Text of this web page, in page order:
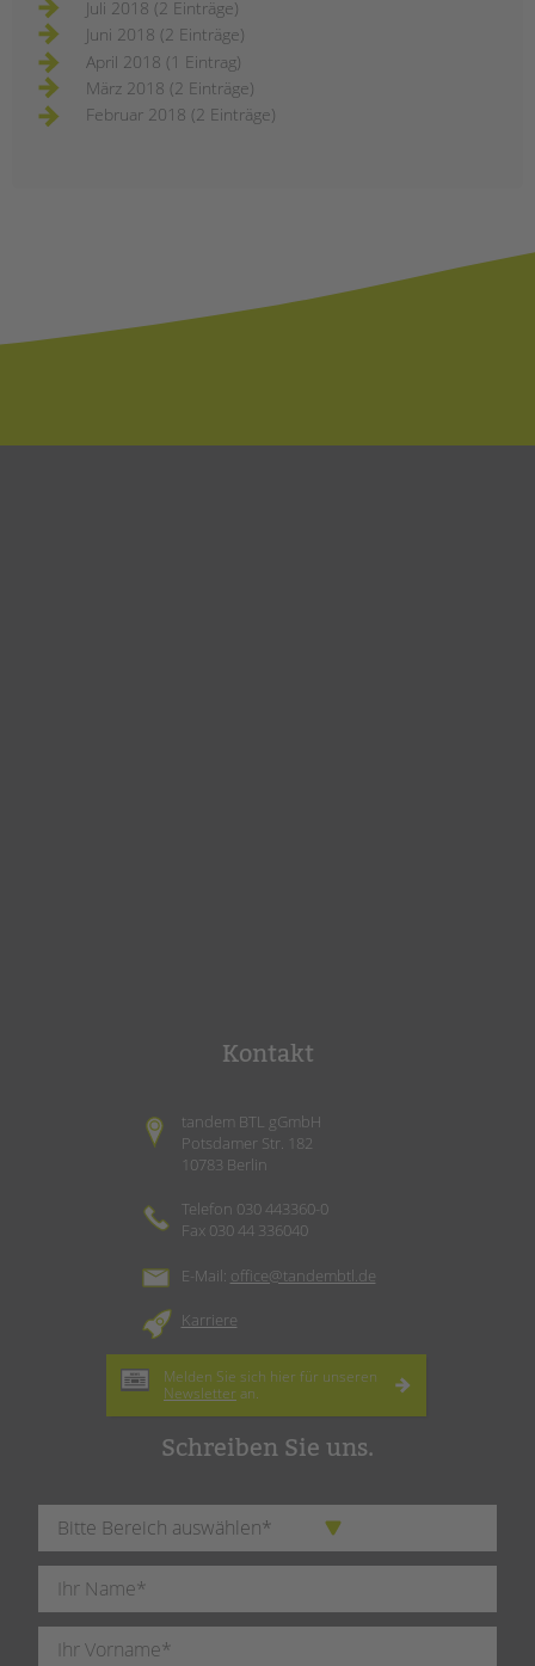
Juli 2018 (2 Einträge)
Juni 2018 (2 Einträge)
April 2018 (1 Eintrag)
März 2018 (2 Einträge)
Februar 2018 (2 Einträge)
Kontakt
tandem BTL gGmbH
Potsdamer Str. 182
10783 Berlin
Telefon 030 443360-0
Fax 030 44 336040
E-Mail: office@tandembtl.de
Karriere
Melden Sie sich hier für unseren
Newsletter an.
Schreiben Sie uns.